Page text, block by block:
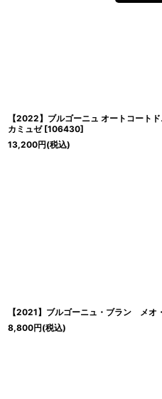
【2022】ブルゴーニュ オートコート
カミュゼ [106430]
13,200円(税込)
【2021】ブルゴーニュ・ブラン メオ
8,800円(税込)